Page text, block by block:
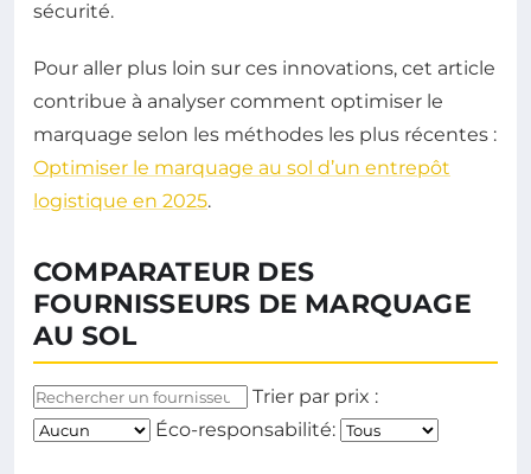
sécurité.
Pour aller plus loin sur ces innovations, cet article
contribue à analyser comment optimiser le
marquage selon les méthodes les plus récentes :
Optimiser le marquage au sol d’un entrepôt
logistique en 2025.
COMPARATEUR DES
FOURNISSEURS DE MARQUAGE
AU SOL
Trier par prix :
Éco-responsabilité: